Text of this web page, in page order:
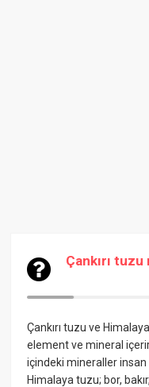
Çankırı
Çankırı tuzu ve
element ve mineral
içindeki mineraller insan
Himalaya tuzu; bor,